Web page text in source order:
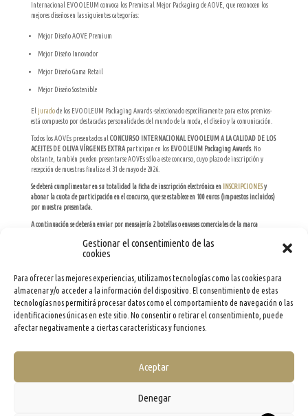
Gestionar el consentimiento de las
cookies
Para ofrecer las mejores experiencias, utilizamos tecnologías como las cookies para
almacenar y/o acceder a la información del dispositivo. El consentimiento de estas
tecnologías nos permitirá procesar datos como el comportamiento de navegación o las
identificaciones únicas en este sitio. No consentir o retirar el consentimiento, puede
afectar negativamente a ciertas características y funciones.
Aceptar
Denegar
Internacional EVOOLEUM convoca los Premios al Mejor Packaging de AOVE, que reconocen los
mejores diseños en las siguientes categorías:
Mejor Diseño AOVE Premium
Mejor Diseño Innovador
Mejor Diseño Gama Retail
Mejor Diseño Sostenible
El juradode los EVOOLEUM Packaging Awards -seleccionado específicamente para estos premios-
está compuesto por destacadas personalidades del mundo de la moda, el diseño y la comunicación.
Todos los AOVEs presentados al CONCURSO INTERNACIONAL EVOOLEUM A LA CALIDAD DE LOS
ACEITES DE OLIVA VÍRGENES EXTRAparticipan en los EVOOLEUM Packaging Awards. No
obstante, también pueden presentarse AOVEs sólo a este concurso, cuyo plazo de inscripción y
recepción de muestras finaliza el 31 de mayo de 2026.
Se deberá cumplimentar en su totalidad la ficha de inscripción electrónica en INSCRIPCIONESy
abonar la cuota de participación en el concurso, que se establece en 100 euros (impuestos incluidos)
por muestra presentada.
A continuación se deberán enviar por mensajería 2 botellas o envases comerciales de la marca
EVOOLEUM PACKAGING AWARDS
Bajo Izquierda
28015 Madrid
E-mail: hello@evooleum.com
Tel.: +34 915 444 007
Horario de recepción de muestras: de 9:00h. a 15:00h. (de lunes a viernes)​
Inscribirse PACKAGING AWARD